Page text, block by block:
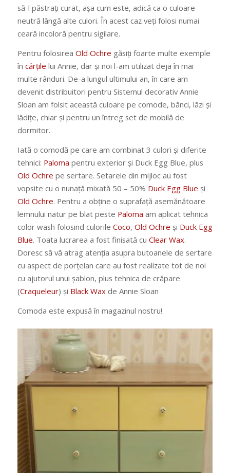
să-l păstrați curat, așa cum este, adică ca o culoare
neutră lângă alte culori. În acest caz veți folosi numai
ceară incoloră pentru sigilare.
Pentru folosirea Old Ochre găsiți foarte multe exemple
în cărțile lui Annie, dar și noi l-am utilizat deja în mai
multe rânduri. De-a lungul ultimului an, în care am
devenit distribuitori pentru Sistemul decorativ Annie
Sloan am folsit această culoare pe comode, bănci, lăzi și
lădițe, chiar și pentru un întreg set de mobilă de
dormitor.
Iată o comodă pe care am combinat 3 culori și diferite
tehnici: Paloma pentru exterior și Duck Egg Blue, plus
Old Ochre pe sertare. Setarele din mijloc au fost
vopsite cu o nunață mixată 50 – 50% Duck Egg Blue și
Old Ochre. Pentru a obține o suprafață asemănătoare
lemnului natur pe blat peste Paloma am aplicat tehnica
color wash folosind culorile Coco, Old Ochre și Duck Egg
Blue. Toata lucrarea a fost finisată cu Clear Wax.
Doresc să vă atrag atenția asupra butoanele de sertare
cu aspect de porțelan care au fost realizate tot de noi
cu ajutorul unui șablon, plus tehnica de crăpare
(Craqueleur) și Black Waxde Annie Sloan
Comoda este expusă în magazinul nostru!